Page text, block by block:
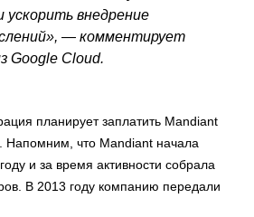
ускорить внедрение
— комментирует
Google Cloud.
планирует заплатить Mandiant
Напомним, что Mandiant начала
и за время активности собрала
В 2013 году компанию передали